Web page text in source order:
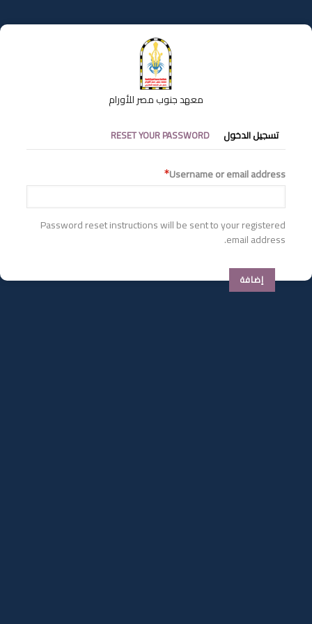
إلى
المحتوى
معهد جنوب مصر للأورام
التبويبات
الأساسية
تسجيل الدخول RESET YOUR PASSWORD
Username or email address
Password reset instructions will be sent to your registered
email address.